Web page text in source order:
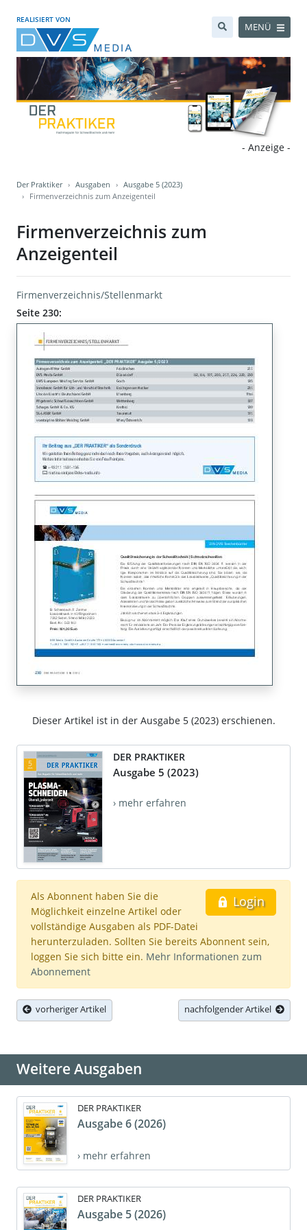
REALISIERT VON
MENÜ
- Anzeige -
Der Praktiker Ausgaben
Ausgabe 5 (2023)
Firmenverzeichnis zum Anzeigenteil
Firmenverzeichnis zum
Anzeigenteil
Firmenverzeichnis/Stellenmarkt
Seite 230:
Dieser Artikel ist in der Ausgabe 5 (2023) erschienen.
DER PRAKTIKER
Ausgabe 5 (2023)
› mehr erfahren
Login
Als Abonnent haben Sie die
Möglichkeit einzelne Artikel oder
vollständige Ausgaben als PDF-Datei
herunterzuladen. Sollten Sie bereits Abonnent sein,
loggen Sie sich bitte ein. Mehr Informationen zum
Abonnement
vorheriger Artikel nachfolgender Artikel
Weitere Ausgaben
DER PRAKTIKER
Ausgabe 6 (2026)
› mehr erfahren
DER PRAKTIKER
Ausgabe 5 (2026)